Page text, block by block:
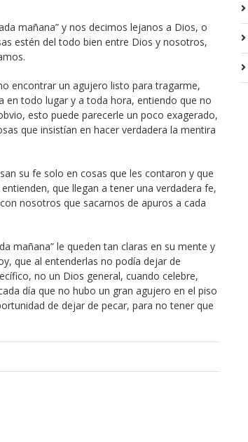
mañana” y nos decimos lejanos a Dios, o
estén del todo bien entre Dios y nosotros,
encontrar un agujero listo para tragarme,
en todo lugar y a toda hora, entiendo que no
esto puede parecerle un poco exagerado,
que insistían en hacer verdadera la mentira
su fe solo en cosas que les contaron y que
que llegan a tener una verdadera fe,
nosotros que sacarnos de apuros a cada
mañana” le queden tan claras en su mente y
que al entenderlas no podía dejar de
no un Dios general, cuando celebre,
día que no hubo un gran agujero en el piso
de dejar de pecar, para no tener que